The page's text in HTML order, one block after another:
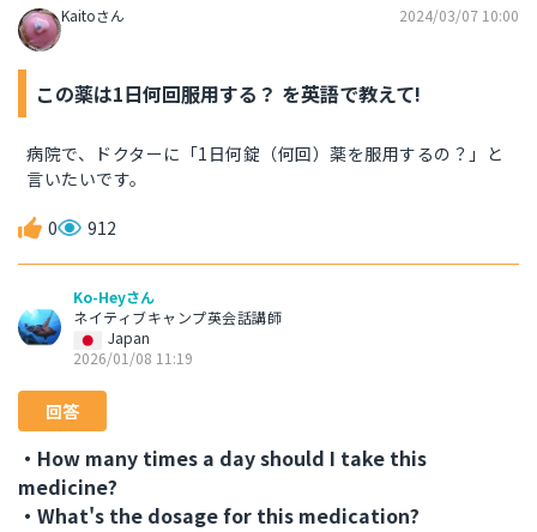
Kaitoさん 2024/03/07 10:00
この薬は1日何回服用する？ を英語で教えて!
病院で、ドクターに「1日何錠（何回）薬を服用するの？」と
言いたいです。
0 912
Ko-Heyさん
ネイティブキャンプ英会話講師
Japan
2026/01/08 11:19
回答
・How many times a day should I take this
medicine?
・What's the dosage for this medication?